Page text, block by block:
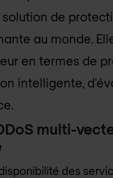
de
au monde.
en termes de
intelligente,
multi-
des